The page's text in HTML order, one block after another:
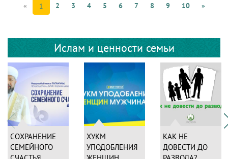
« 1 2 3 4 5 6 7 8 9 10 »
Ислам и ценности семьи
СОХРАНЕНИЕ
СЕМЕЙНОГО
ХУКМ
УПОДОБЛЕНИЯ
КАК НЕ
ДОВЕСТИ ДО